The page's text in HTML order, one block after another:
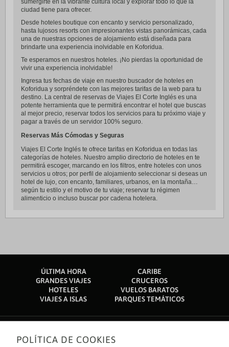
sumergirte en la vibrante cultura local y explorar todo lo que la
ciudad tiene para ofrecer.
Desde hoteles boutique con encanto y servicio personalizado,
hasta lujosos resorts con impresionantes vistas panorámicas, cada
una de nuestras opciones de alojamiento está diseñada para
brindarte una experiencia inolvidable en Koforidua.
Te esperamos en nuestros hoteles. ¡No pierdas la oportunidad de
vivir una experiencia inolvidable!
Ingresa tus fechas de viaje en nuestro buscador de hoteles en
Koforidua y sorpréndete con las mejores tarifas de la web para tu
destino. La central de reservas de Viajes El Corte Inglés es una
potente herramienta que te permitirá encontrar el hotel que buscas
al mejor precio, reservar todos los servicios para tu próximo viaje y
pagar a través de un servidor 100% seguro.
Reservas Más Cómodas y Seguras
Viajes El Corte Inglés te ofrece tarifas en Koforidua en todas las
categorías de hoteles. Nuestro amplio directorio de hoteles en te
permitirá escoger, marcando en los filtros, entre hoteles con unos
servicios u otros; por perfil de alojamiento seleccionar si deseas un
hotel de lujo, con encanto, familiares, urbanos, en la montaña…
según tu estilo y el motivo de tu viaje; reservar tu régimen
alimenticio o incluso buscar por cadena hotelera.
ÚLTIMA HORA
CARIBE
GRANDES VIAJES
CRUCEROS
HOTELES
VUELOS BARATOS
VIAJES A ISLAS
PARQUES TEMÁTICOS
Sobre nosotros
POLÍTICA DE COOKIES